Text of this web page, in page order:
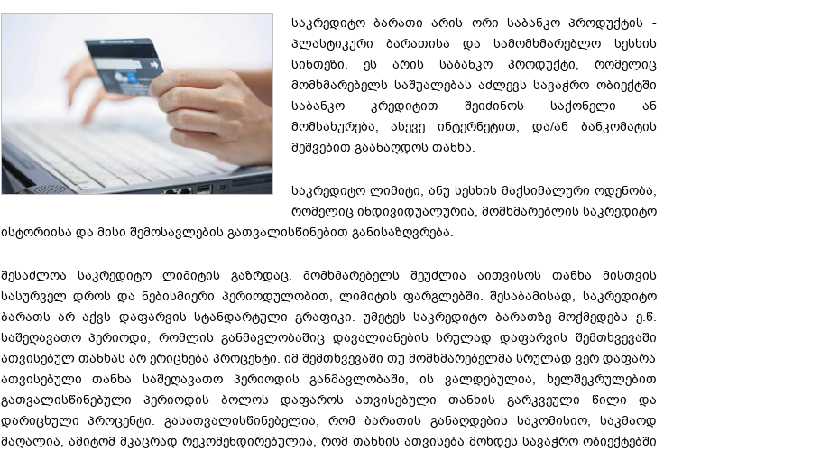
საკრედიტო ბარათი არის ორი საბანკო პროდუქტის -
პლასტიკური ბარათისა და სამომხმარებლო სესხის
სინთეზი. ეს არის საბანკო პროდუქტი, რომელიც
მომხმარებელს საშუალებას აძლევს სავაჭრო ობიექტში
საბანკო კრედიტით შეიძინოს საქონელი ან
მომსახურება, ასევე ინტერნეტით, და/ან ბანკომატის
მეშვებით გაანაღდოს თანხა.
საკრედიტო ლიმიტი, ანუ სესხის მაქსიმალური ოდენობა,
რომელიც ინდივიდუალურია, მომხმარებლის საკრედიტო
ისტორიისა და მისი შემოსავლების გათვალისწინებით განისაზღვრება.
შესაძლოა საკრედიტო ლიმიტის გაზრდაც. მომხმარებელს შეუძლია აითვისოს თანხა მისთვის
სასურველ დროს და ნებისმიერი პერიოდულობით, ლიმიტის ფარგლებში. შესაბამისად, საკრედიტო
ბარათს არ აქვს დაფარვის სტანდარტული გრაფიკი. უმეტეს საკრედიტო ბარათზე მოქმედებს ე.წ.
საშეღავათო პერიოდი, რომლის განმავლობაშიც დავალიანების სრულად დაფარვის შემთხვევაში
ათვისებულ თანხას არ ერიცხება პროცენტი. იმ შემთხვევაში თუ მომხმარებელმა სრულად ვერ დაფარა
ათვისებული თანხა საშეღავათო პერიოდის განმავლობაში, ის ვალდებულია, ხელშეკრულებით
გათვალისწინებული პერიოდის ბოლოს დაფაროს ათვისებული თანხის გარკვეული წილი და
დარიცხული პროცენტი. გასათვალისწინებელია, რომ ბარათის განაღდების საკომისიო, საკმაოდ
მაღალია, ამიტომ მკაცრად რეკომენდირებულია, რომ თანხის ათვისება მოხდეს სავაჭრო ობიექტებში